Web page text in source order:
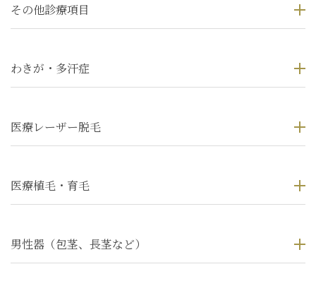
その他診療項目
わきが・多汗症
医療レーザー脱毛
医療植毛・育毛
男性器（包茎、長茎など）